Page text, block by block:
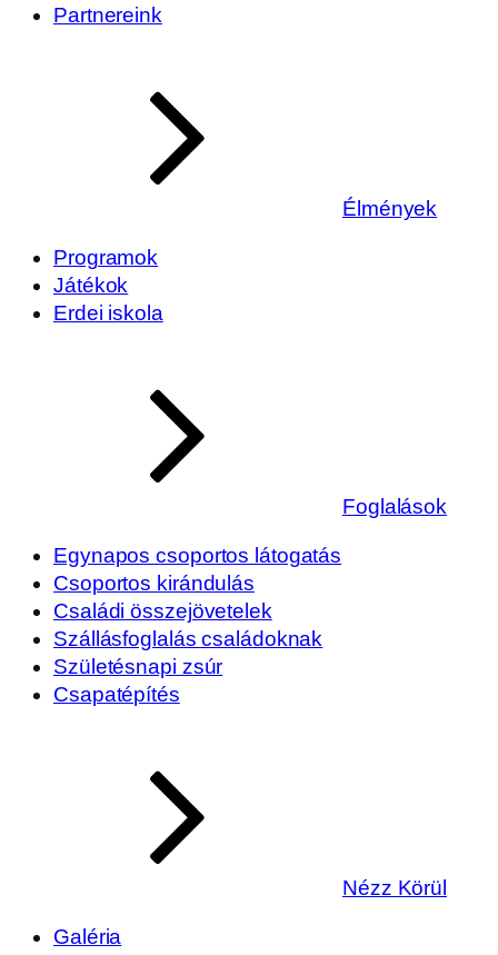
Partnereink
Élmények
Programok
Játékok
Erdei iskola
Foglalások
Egynapos csoportos látogatás
Csoportos kirándulás
Családi összejövetelek
Szállásfoglalás családoknak
Születésnapi zsúr
Csapatépítés
Nézz Körül
Galéria